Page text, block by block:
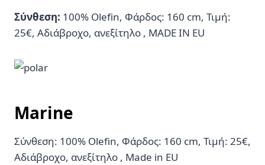
Σύνθεση: 100% Olefin, Φάρδος: 160 cm, Τιμή:
25€, Αδιάβροχο, ανεξίτηλο , MADE IN EU
Marine
Σύνθεση: 100% Olefin, Φάρδος: 160 cm, Τιμή: 25€,
Αδιάβροχο, ανεξίτηλο , Made in EU